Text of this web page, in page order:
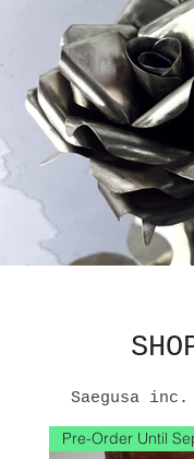
Saegusa
Pre-Order Until